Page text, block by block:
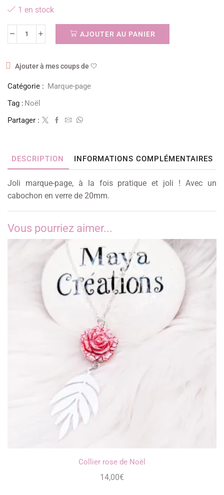
1 en stock
AJOUTER AU PANIER
Ajouter à mes coups de 🤍
Catégorie : Marque-page
Tag : Noël
Partager :
DESCRIPTION INFORMATIONS COMPLÉMENTAIRES
Joli marque-page, à la fois pratique et joli ! Avec un
cabochon en verre de 20mm.
Vous pourriez aimer...
Collier rose de Noël
14,00€